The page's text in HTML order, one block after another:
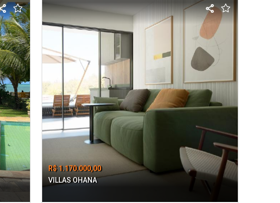
R$ 1.170.000,00
VILLAS OHANA